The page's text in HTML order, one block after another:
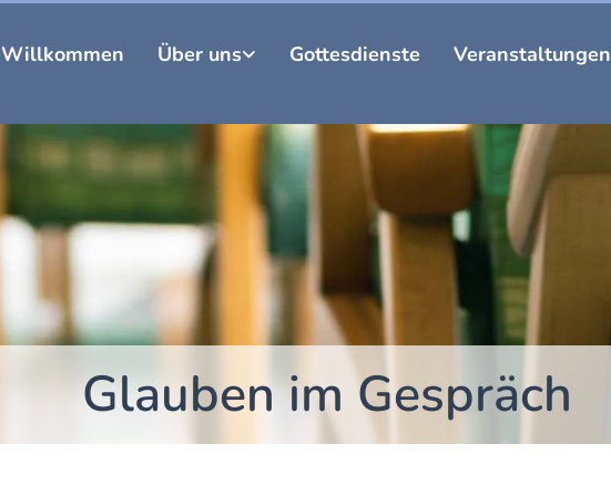
Willkommen Über uns Gottesdienste Veranstaltungen
Glauben im Gespräch